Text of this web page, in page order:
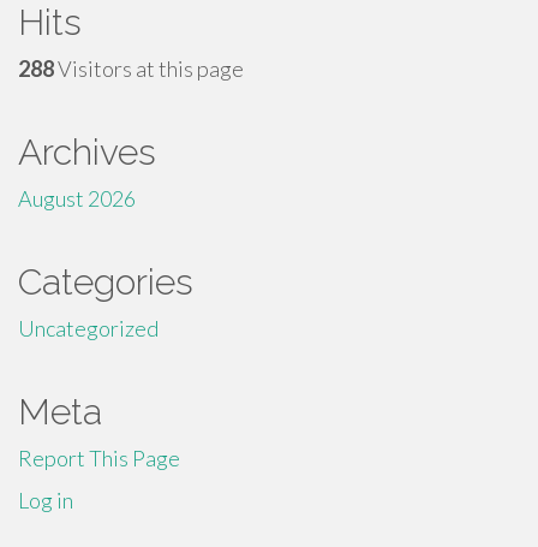
Hits
288Visitors at this page
Archives
August 2026
Categories
Uncategorized
Meta
Report This Page
Log in